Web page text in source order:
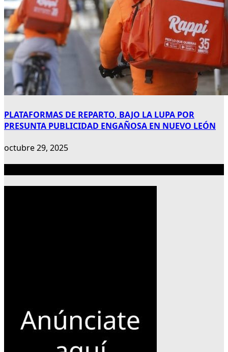
PLATAFORMAS DE REPARTO, BAJO LA LUPA POR
PRESUNTA PUBLICIDAD ENGAÑOSA EN NUEVO LEÓN
octubre 29, 2025